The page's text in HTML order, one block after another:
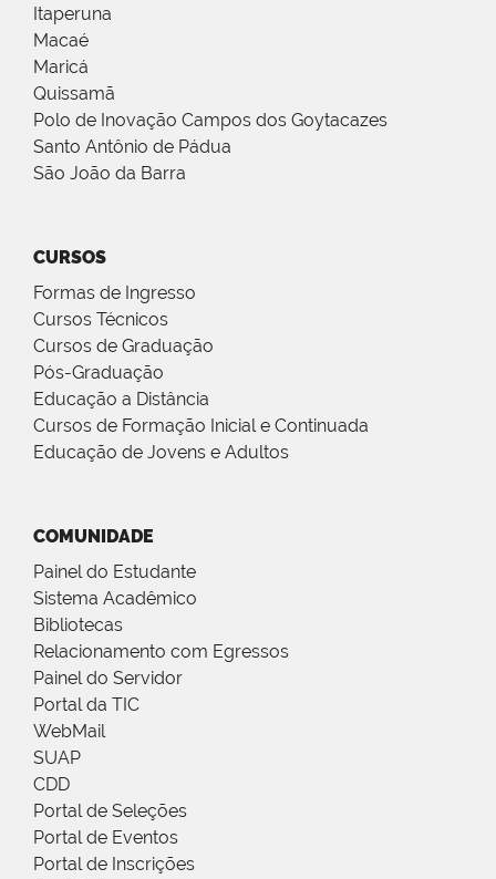
Itaperuna
Macaé
Maricá
Quissamã
Polo de Inovação Campos dos Goytacazes
Santo Antônio de Pádua
São João da Barra
CURSOS
Formas de Ingresso
Cursos Técnicos
Cursos de Graduação
Pós-Graduação
Educação a Distância
Cursos de Formação Inicial e Continuada
Educação de Jovens e Adultos
COMUNIDADE
Painel do Estudante
Sistema Acadêmico
Bibliotecas
Relacionamento com Egressos
Painel do Servidor
Portal da TIC
WebMail
SUAP
CDD
Portal de Seleções
Portal de Eventos
Portal de Inscrições